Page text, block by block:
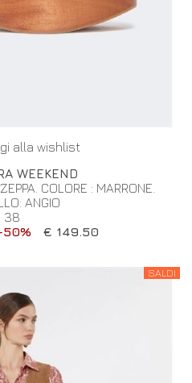
alla wishlist
WEEKEND
COLORE : MARRONE.
ANGIO
38
50% € 149.50
SALDI